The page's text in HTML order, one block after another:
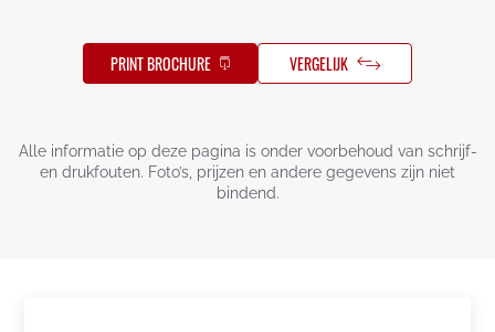
PRINT BROCHURE VERGELIJK
Alle informatie op deze pagina is onder voorbehoud van schrijf-
en drukfouten. Foto’s, prijzen en andere gegevens zijn niet
bindend.